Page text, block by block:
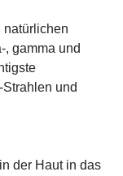
natürlichen
, gamma und
und
der Haut in das